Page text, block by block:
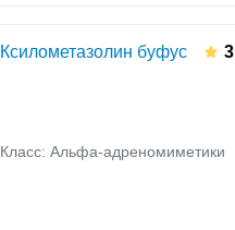
Ксилометазолин буфус 3
Класс: Альфа-адреномиметики